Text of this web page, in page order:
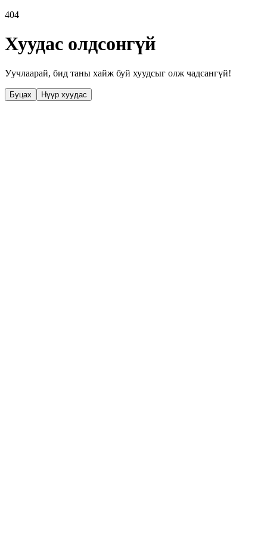
404
Хуудас олдсонгүй
Уучлаарай, бид таны хайж буй хуудсыг олж чадсангүй!
Буцах Нүүр хуудас